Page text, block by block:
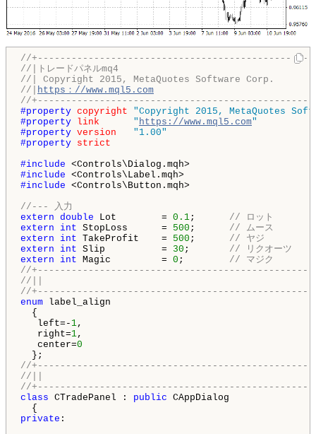
//
//|トレードパネルmq4
//| Copyright 2015, MetaQuotes Software Corp.
//| https：//www.mql5.com
//
#property copyright
"Copyright 2015, MetaQuotes
#property link " https://www.mql5.com"
#property version
"1.00"
#property strict
#include
#include
#include <Controls\Button.mqh>
//--- 入力
extern double Lot        = 0.1; // ロット
extern
int StopLoss      = 500 ; // ムース
extern
int TakeProfit    = 500 ; // ヤジ
extern
int Slip          = 30 ; // リクオーツ
extern
int Magic         = 0 ; // マジク
//
//||
//
enum label_align
{
left=- 1,
right=1,
center=0
//
//||
//
class CTradePanel : public CAppDialog
private :